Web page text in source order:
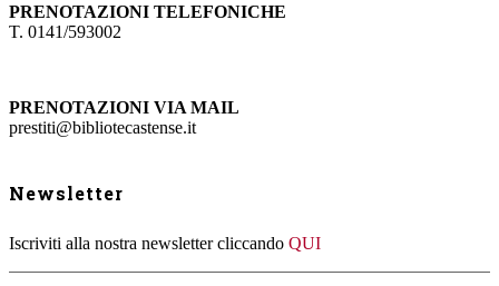
PRENOTAZIONI TELEFONICHE
T. 0141/593002
PRENOTAZIONI VIA MAIL
prestiti@bibliotecastense.it
Newsletter
Iscriviti alla nostra newsletter cliccando QUI